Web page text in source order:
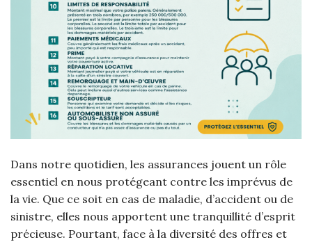
Dans notre quotidien, les assurances jouent un rôle
essentiel en nous protégeant contre les imprévus de
la vie. Que ce soit en cas de maladie, d’accident ou de
sinistre, elles nous apportent une tranquillité d’esprit
précieuse. Pourtant, face à la diversité des offres et